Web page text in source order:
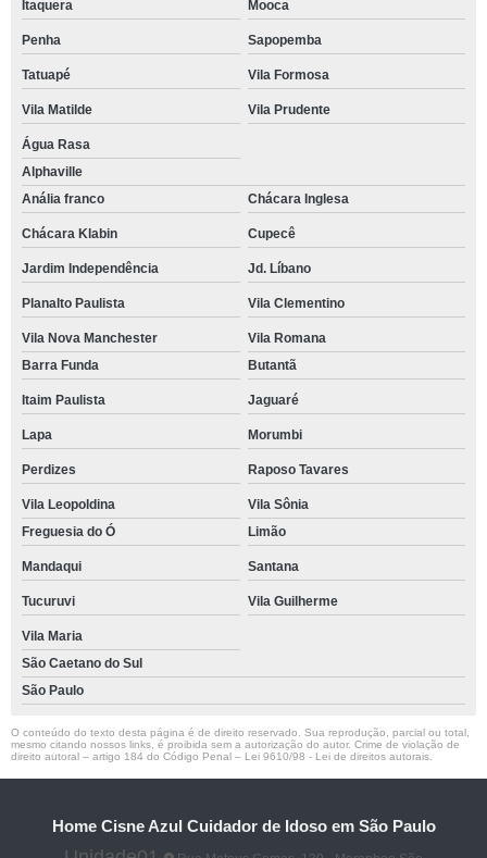
Itaquera Mooca
Penha Sapopemba
Tatuapé Vila Formosa
Vila Matilde Vila Prudente
Água Rasa
Alphaville
Anália franco
Chácara Inglesa
Chácara Klabin Cupecê
Jardim Independência Jd. Líbano
Planalto Paulista Vila Clementino
Vila Nova Manchester
Vila Romana
Barra Funda
Butantã
Itaim Paulista Jaguaré
Lapa Morumbi
Perdizes Raposo Tavares
Vila Leopoldina
Vila Sônia
Freguesia do Ó
Limão
Mandaqui Santana
Tucuruvi Vila Guilherme
Vila Maria
São Caetano do Sul
São Paulo
O conteúdo do texto desta página é de direito reservado. Sua reprodução, parcial ou total,
mesmo citando nossos links, é proibida sem a autorização do autor. Crime de violação de
direito autoral – artigo 184 do Código Penal – Lei 9610/98 - Lei de direitos autorais.
Home Cisne Azul Cuidador de Idoso em São Paulo